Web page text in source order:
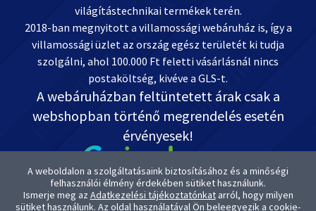
A weboldalon a szolgáltatásaink biztosításához és a minőségi
felhasználói élmény érdekében sütiket használunk.
Ismerje meg az Adatkezelési tájékoztatónkatarról, hogy milyen
sütiket használunk. Az oldal használatával Ön beleegyezik a cookie-
világítástechnikai termékek terén.
2018-ban megnyitott a villamossági webáruház is, így a
villamossági üzlet az ország egész területét ki tudja
szolgálni, ahol 100.000 Ft feletti vásárlásnál nincs
postaköltség, kivéve a GLS-t.
A webáruházban feltüntetett árak csak a
webshopban történő megrendelés esetén
érvényesek!
Kapcsolat: OnlineVill.hu +36 30 999-2888